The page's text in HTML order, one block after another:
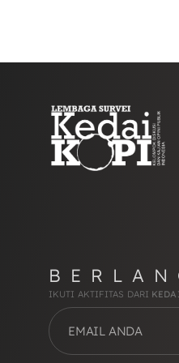
IKUTI AKTIFITAS DARI